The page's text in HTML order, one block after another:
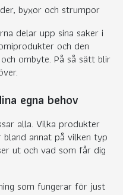
byxor och strumpor
delar upp sina saker i
och den
ombyte. På så sätt blir
egna behov
alla. Vilka produkter
annat på vilken typ
ut och vad som får dig
som fungerar för just